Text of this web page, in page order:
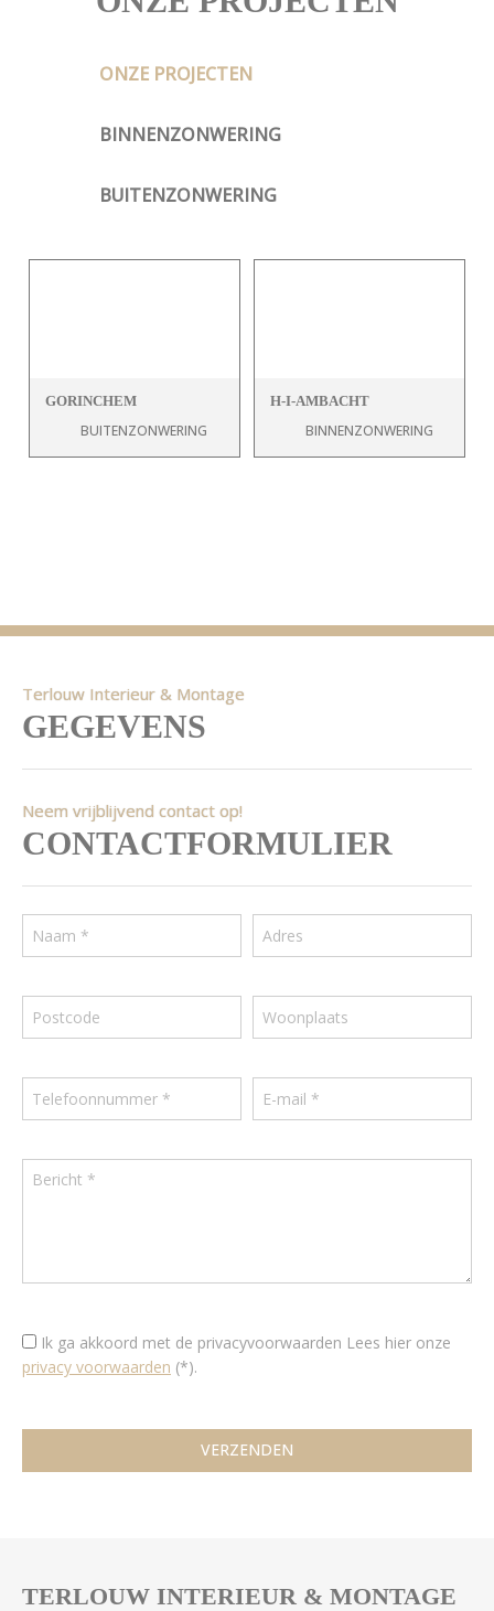
ONZE PROJECTEN
BINNENZONWERING
BUITENZONWERING
GORINCHEM
BUITENZONWERING
H-I-AMBACHT
BINNENZONWERING
Terlouw Interieur & Montage
GEGEVENS
Neem vrijblijvend contact op!
CONTACTFORMULIER
Ik ga akkoord met de privacyvoorwaarden Lees hier onze
privacy voorwaarden (*).
TERLOUW INTERIEUR & MONTAGE